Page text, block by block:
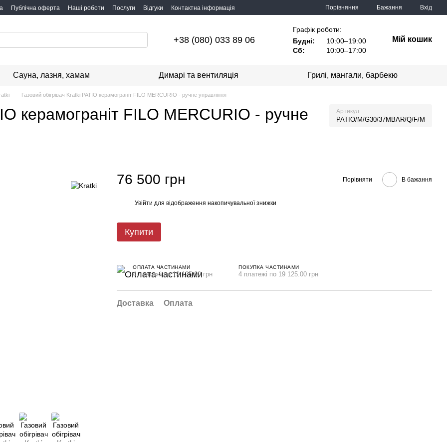
Публічна оферта Наші роботи Послуги Відгуки Контактна інформація Порівняння Бажання Вхід
+38 (080) 033 89 06
Графік роботи:
Будні:
10:00–19:00
Сб:
10:00–17:00
Мій кошик
Сауна, лазня, хамам Димарі та вентиляція Грилі, мангали, барбекю
Газовий обігрівач Kratki PATIO керамограніт FILO MERCURIO - ручне управління
керамограніт FILO MERCURIO - ручне
Артикул
PATIO/M/G30/37MBAR/Q/F/M
76 500 грн Порівняти В бажання
Увійти для відображення накопичувальної знижки
Купити
ОПЛАТА ЧАСТИНАМИ
4 платежі по 19 125.00 грн
ПОКУПКА ЧАСТИНАМИ
4 платежі по 19 125.00 грн
Доставка Оплата